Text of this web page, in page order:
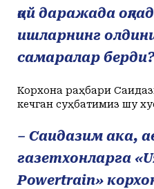
қай даражада
ишларнинг
самаралар
Корхона раҳбари
кечган суҳбатимиз шу
– Саидазим ака,
газетхонларга
Powertrain»